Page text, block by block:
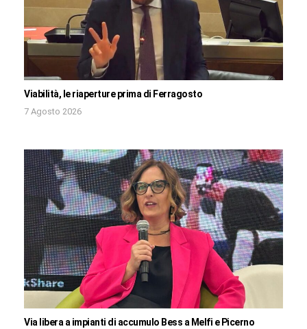
Viabilità, le riaperture prima di Ferragosto
7 Agosto 2026
Via libera a impianti di accumulo Bess a Melfi e Picerno